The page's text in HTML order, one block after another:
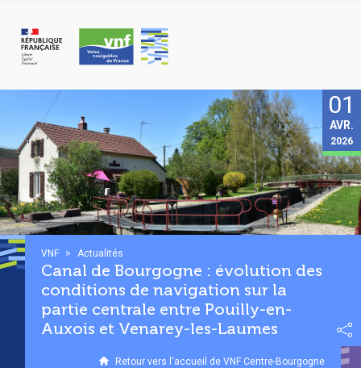
01
AVR.
2026
VNF > Actualités
Canal de Bourgogne : évolution des
conditions de navigation sur la
partie centrale entre Pouilly-en-
Auxois et Venarey-les-Laumes
Retour vers l'accueil de VNF Centre-Bourgogne